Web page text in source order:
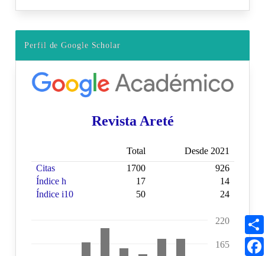
Perfil de Google Scholar